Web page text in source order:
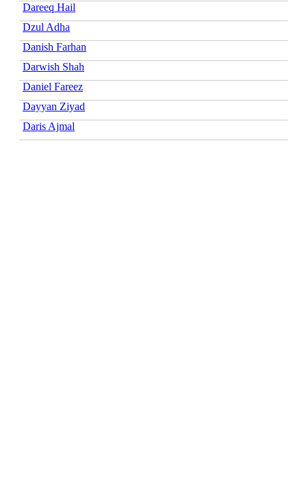
Dareeq Hail
Dzul Adha
Danish Farhan
Darwish Shah
Daniel Fareez
Dayyan Ziyad
Daris Ajmal